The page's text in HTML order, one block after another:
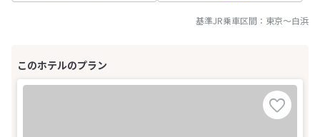
基準JR乗車区間： 東京～白浜